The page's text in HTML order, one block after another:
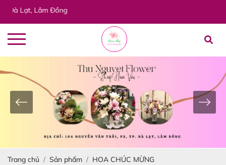
Lâm Đồng
Trang chủ Sản phẩm
HOA CHÚC MỪNG